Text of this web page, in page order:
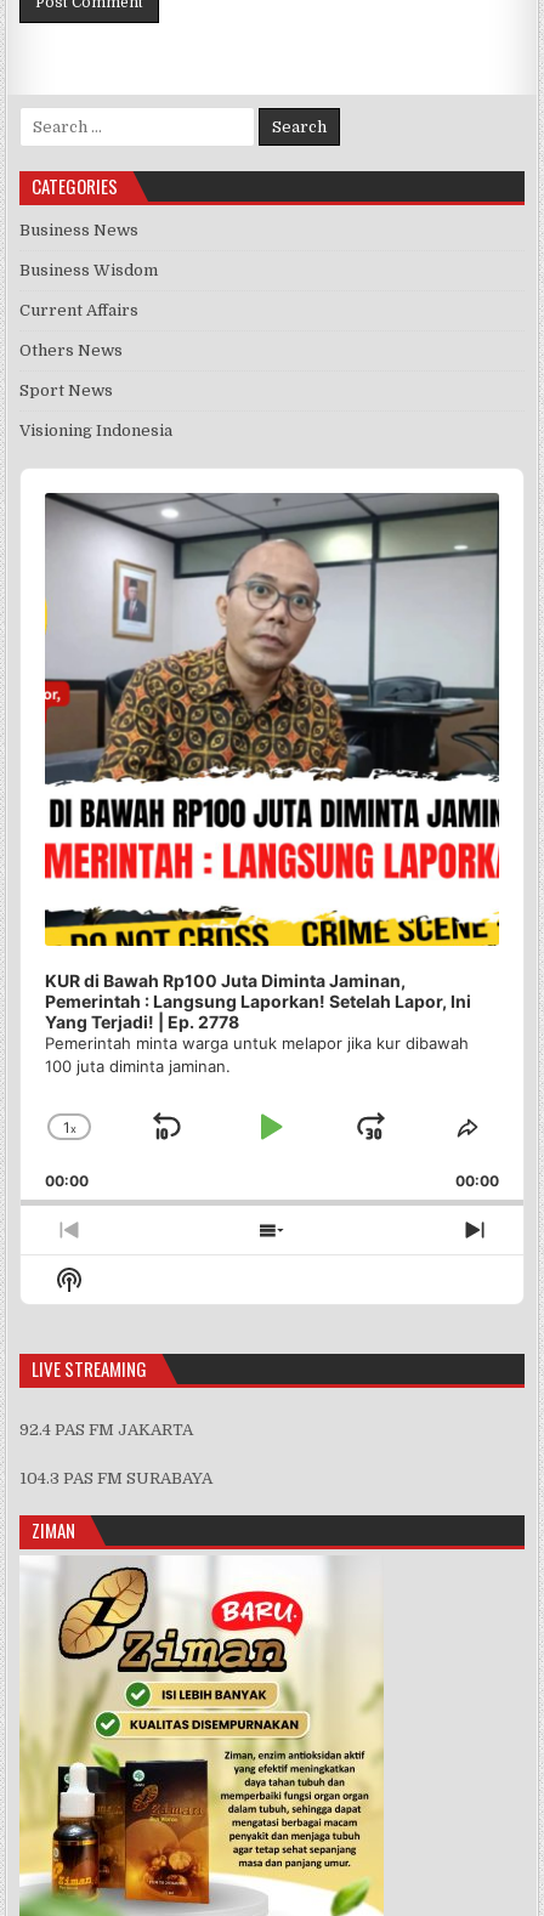
Search for:
CATEGORIES
Business News
Business Wisdom
Current Affairs
Others News
Sport News
Visioning Indonesia
Audio
Player
KUR di Bawah Rp100 Juta Diminta Jaminan,
Pemerintah : Langsung Laporkan! Setelah Lapor, Ini
Yang Terjadi! | Ep. 2778
Pemerintah minta warga untuk melapor jika kur dibawah
100 juta diminta jaminan.
Change
Rate
1x
Skip
Play
Jump
Forward
Share
00:00 00:00
Previous
Episode
Show
Episodes
Next
Show
Podcast
LIVE STREAMING
92.4 PAS FM JAKARTA
104.3 PAS FM SURABAYA
ZIMAN